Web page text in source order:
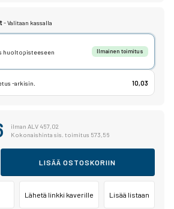
- Valitaan kassalla
huoltopisteeseen Ilmainen toimitus
-arkisin. 10,03
ilman ALV 457,02
Kokonaishinta sis. toimitus 573,56
LISÄÄ OSTOSKORIIN
Lähetä linkki kaverille Lisää listaan